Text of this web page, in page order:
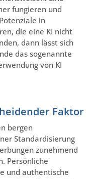
fungieren und
in
die eine KI nicht
dann lässt sich
das sogenannte
von KI
Faktor
bergen
Standardisierung
zunehmend
Persönliche
und authentische